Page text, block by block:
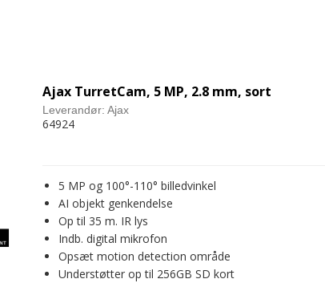
Ajax TurretCam, 5 MP, 2.8 mm, sort
Leverandør: Ajax
64924
5 MP og 100°-110° billedvinkel
AI objekt genkendelse
Op til 35 m. IR lys
Indb. digital mikrofon
Opsæt motion detection område
Understøtter op til 256GB SD kort